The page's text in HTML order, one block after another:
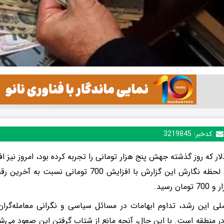
کدخبر: 3219845
که روز گذشته جهش پنج هزار تومانی را تجربه کرده بود، امروز نیز
امروز تا لحظه نگارش این گزارش با افزایش
این رشد، تداوم ابهامات در مسائل سیاسی و نگرانی
منطقه است. با این حال، آنچه مانع از شتاب گرفتن این صعود